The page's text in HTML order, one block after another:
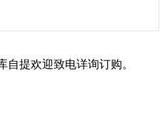
提欢迎致电详询订购。